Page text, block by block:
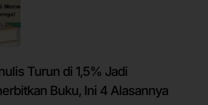
Turun di 1,5% Jadi
Buku, Ini 4 Alasannya